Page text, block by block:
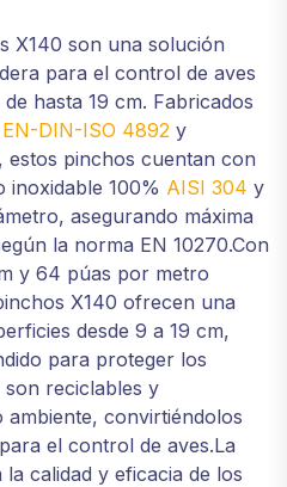
X140 son una solución
para el control de aves
hasta 19 cm. Fabricados
EN-DIN-ISO 4892 y
, estos pinchos cuentan con
inoxidable 100% AISI 304 y
asegurando máxima
la norma EN 10270.Con
y 64 púas por metro
X140 ofrecen una
desde 9 a 19 cm,
para proteger los
son reciclables y
ambiente, convirtiéndolos
el control de aves.La
calidad y eficacia de los